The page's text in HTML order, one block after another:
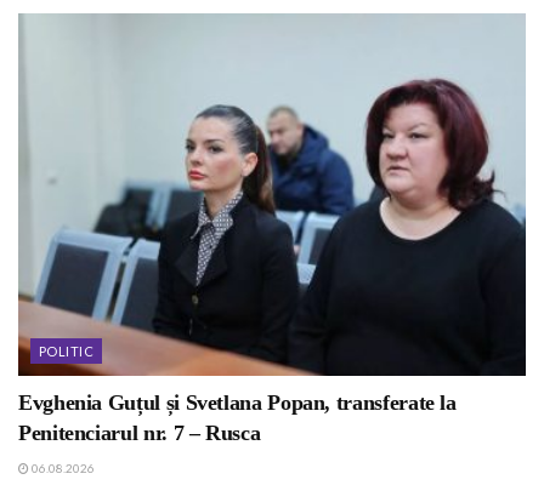
POLITIC
Evghenia Guțul și Svetlana Popan, transferate la
Penitenciarul nr. 7 – Rusca
06.08.2026